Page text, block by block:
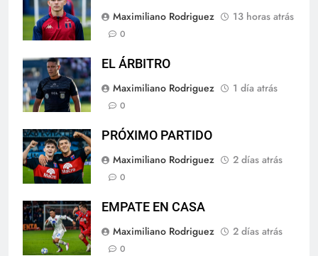
Maximiliano Rodriguez
13 horas atrás
0
EL ÁRBITRO
Maximiliano Rodriguez
1 día atrás
0
PRÓXIMO PARTIDO
Maximiliano Rodriguez
2 días atrás
0
EMPATE EN CASA
Maximiliano Rodriguez
2 días atrás
0